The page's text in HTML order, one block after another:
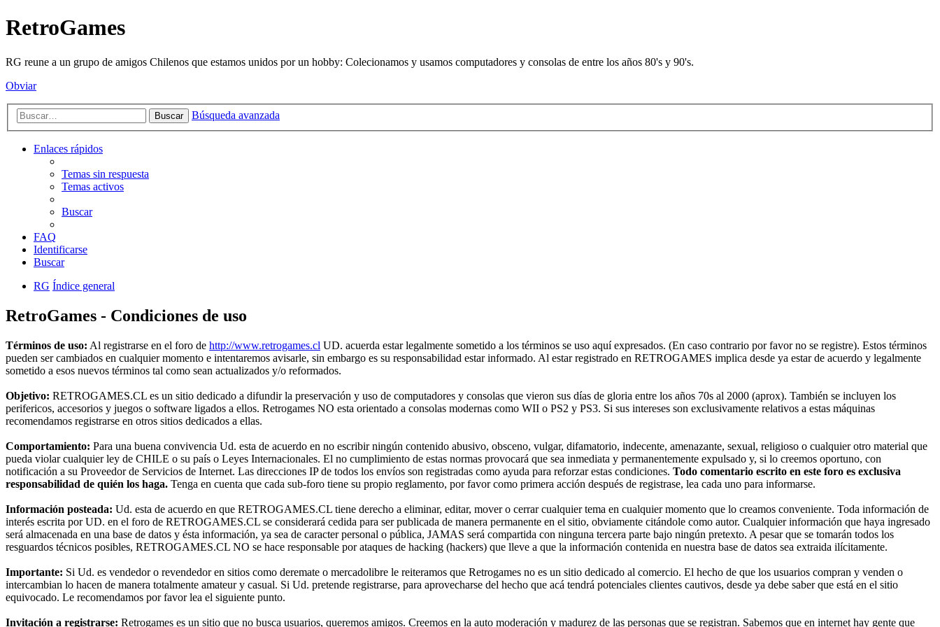
RetroGames
RG reune a un grupo de amigos Chilenos que estamos unidos por un hobby: Colecionamos y usamos computadores y consolas de entre los años 80's y 90's.
Obviar
Buscar Búsqueda avanzada
Enlaces rápidos
Temas sin respuesta
Temas activos
Buscar
FAQ
Identificarse
Buscar
RG Índice general
RetroGames - Condiciones de uso
Términos de uso: Al registrarse en el foro de http://www.retrogames.cl UD. acuerda estar legalmente sometido a los términos se uso aquí expresados. (En caso contrario por favor no se registre). Estos términos
pueden ser cambiados en cualquier momento e intentaremos avisarle, sin embargo es su responsabilidad estar informado. Al estar registrado en RETROGAMES implica desde ya estar de acuerdo y legalmente
sometido a esos nuevos términos tal como sean actualizados y/o reformados.
Objetivo: RETROGAMES.CL es un sitio dedicado a difundir la preservación y uso de computadores y consolas que vieron sus días de gloria entre los años 70s al 2000 (aprox). También se incluyen los
perifericos, accesorios y juegos o software ligados a ellos. Retrogames NO esta orientado a consolas modernas como WII o PS2 y PS3. Si sus intereses son exclusivamente relativos a estas máquinas
recomendamos registrarse en otros sitios dedicados a ellas.
Comportamiento: Para una buena convivencia Ud. esta de acuerdo en no escribir ningún contenido abusivo, obsceno, vulgar, difamatorio, indecente, amenazante, sexual, religioso o cualquier otro material que
pueda violar cualquier ley de CHILE o su país o Leyes Internacionales. El no cumplimiento de estas normas provocará que sea inmediata y permanentemente expulsado y, si lo creemos oportuno, con
notificación a su Proveedor de Servicios de Internet. Las direcciones IP de todos los envíos son registradas como ayuda para reforzar estas condiciones. Todo comentario escrito en este foro es exclusiva
responsabilidad de quién los haga. Tenga en cuenta que cada sub-foro tiene su propio reglamento, por favor como primera acción después de registrase, lea cada uno para informarse.
Información posteada: Ud. esta de acuerdo en que RETROGAMES.CL tiene derecho a eliminar, editar, mover o cerrar cualquier tema en cualquier momento que lo creamos conveniente. Toda información de
interés escrita por UD. en el foro de RETROGAMES.CL se considerará cedida para ser publicada de manera permanente en el sitio, obviamente citándole como autor. Cualquier información que haya ingresado
será almacenada en una base de datos y ésta información, ya sea de caracter personal o pública, JAMAS será compartida con ninguna tercera parte bajo ningún pretexto. A pesar que se tomarán todos los
resguardos técnicos posibles, RETROGAMES.CL NO se hace responsable por ataques de hacking (hackers) que lleve a que la información contenida en nuestra base de datos sea extraida ilícitamente.
Importante: Si Ud. es vendedor o revendedor en sitios como deremate o mercadolibre le reiteramos que Retrogames no es un sitio dedicado al comercio. El hecho de que los usuarios compran y venden o
intercambian lo hacen de manera totalmente amateur y casual. Si Ud. pretende registrarse, para aprovecharse del hecho que acá tendrá potenciales clientes cautivos, desde ya debe saber que está en el sitio
equivocado. Le recomendamos por favor lea el siguiente punto.
Invitación a registrarse: Retrogames es un sitio que no busca usuarios, queremos amigos. Creemos en la auto moderación y madurez de las personas que se registran. Sabemos que en internet hay gente que